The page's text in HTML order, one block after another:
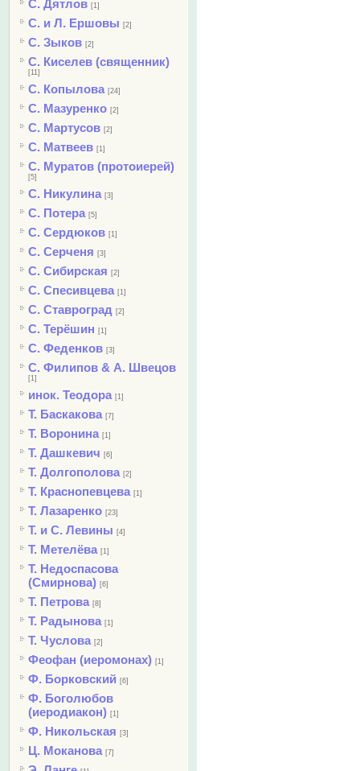
С. Дятлов [1]
С. и Л. Ершовы [2]
С. Зыков [2]
С. Киселев (священник)
[11]
С. Копылова [24]
С. Мазуренко [2]
С. Мартусов [2]
С. Матвеев [1]
С. Муратов (протоиерей)
[5]
С. Никулина [3]
С. Потера [5]
С. Сердюков [1]
С. Серченя [3]
С. Сибирская [2]
С. Спесивцева [1]
С. Ставроград [2]
С. Терёшин [1]
С. Феденков [3]
С. Филипов & А. Швецов
[1]
инок. Теодора [1]
Т. Баскакова [7]
Т. Воронина [1]
Т. Дашкевич [6]
Т. Долгополова [2]
Т. Краснопевцева [1]
Т. Лазаренко [23]
Т. и С. Левины [4]
Т. Метелёва [1]
Т. Недоспасова
(Смирнова) [6]
Т. Петрова [8]
Т. Радынова [1]
Т. Чуслова [2]
Феофан (иеромонах) [1]
Ф. Борковский [6]
Ф. Боголюбов
(иеродиакон) [1]
Ф. Никольская [3]
Ц. Моканова [7]